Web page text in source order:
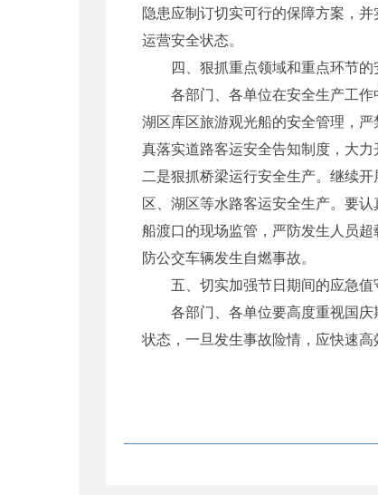
隐患应制订切实可行的保障方案，
运营安全状态。
四、狠抓重点领域和重点环节的
各部门、各单位在安全生产工作
湖区库区旅游观光船的安全管理，
真落实道路客运安全告知制度，大
二是狠抓桥梁运行安全生产。继续
区、湖区等水路客运安全生产。要
船渡口的现场监管，严防发生人员
防公交车辆发生自燃事故。
五、切实加强节日期间的应急值
各部门、各单位要高度重视国庆
状态，一旦发生事故险情，应快速